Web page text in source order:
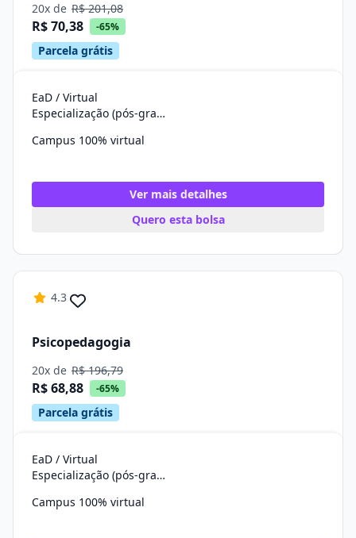
20x de R$ 201,08
R$ 70,38 -65%
Parcela grátis
EaD / Virtual
Especialização (pós-graduação)
Campus 100% virtual
Ver mais detalhes
Quero esta bolsa
4.3
Psicopedagogia
20x de R$ 196,79
R$ 68,88 -65%
Parcela grátis
EaD / Virtual
Especialização (pós-graduação)
Campus 100% virtual